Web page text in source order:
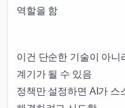
역할을 함
이건 단순한 기술이 아니
계기가 될 수 있음
정책만 설정하면 AI가 스